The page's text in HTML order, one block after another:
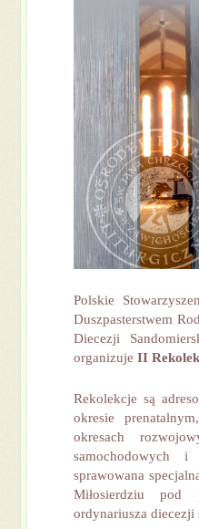
Polskie
Duszpasterstwem
Diecezji
organizuje II
Rekolekcje są
okresie
okresach
samochodowych i
sprawowana
Miłosierdziu pod
ordynariusza diecezji